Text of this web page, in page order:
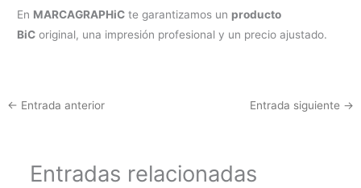
En MARCAGRAPHiC te garantizamos un producto
BiC original, una impresión profesional y un precio ajustado.
← Entrada anterior Entrada siguiente →
Entradas relacionadas